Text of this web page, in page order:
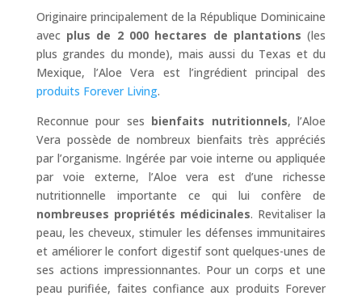
Originaire principalement de la République Dominicaine
avec plus de 2 000 hectares de plantations (les
plus grandes du monde), mais aussi du Texas et du
Mexique, l’Aloe Vera est l’ingrédient principal des
produits Forever Living.
Reconnue pour ses bienfaits nutritionnels, l’Aloe
Vera possède de nombreux bienfaits très appréciés
par l’organisme. Ingérée par voie interne ou appliquée
par voie externe, l’Aloe vera est d’une richesse
nutritionnelle importante ce qui lui confère de
nombreuses propriétés médicinales. Revitaliser la
peau, les cheveux, stimuler les défenses immunitaires
et améliorer le confort digestif sont quelques-unes de
ses actions impressionnantes. Pour un corps et une
peau purifiée, faites confiance aux produits Forever